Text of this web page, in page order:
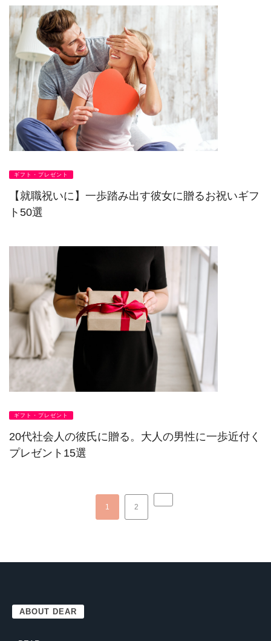
ギフト・プレゼント
【就職祝いに】一歩踏み出す彼女に贈るお祝いギフ
ト50選
ギフト・プレゼント
20代社会人の彼氏に贈る。大人の男性に一歩近付く
プレゼント15選
1 2
ABOUT DEAR